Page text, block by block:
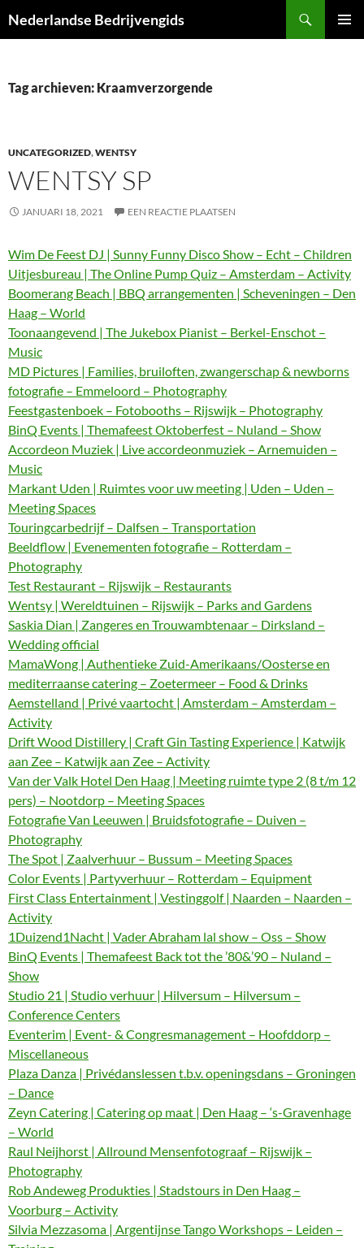
naar
Nederlandse Bedrijvengids
Tag archieven: Kraamverzorgende
UNCATEGORIZED,WENTSY
WENTSY SP
JANUARI 18, 2021 EEN REACTIE PLAATSEN
Wim De Feest DJ | Sunny Funny Disco Show – Echt – Children
Uitjesbureau | The Online Pump Quiz – Amsterdam – Activity
Boomerang Beach | BBQ arrangementen | Scheveningen – Den
Haag – World
Toonaangevend | The Jukebox Pianist – Berkel-Enschot –
Music
MD Pictures | Families, bruiloften, zwangerschap & newborns
fotografie – Emmeloord – Photography
Feestgastenboek – Fotobooths – Rijswijk – Photography
BinQ Events | Themafeest Oktoberfest – Nuland – Show
Accordeon Muziek | Live accordeonmuziek – Arnemuiden –
Music
Markant Uden | Ruimtes voor uw meeting | Uden – Uden –
Meeting Spaces
Touringcarbedrijf – Dalfsen – Transportation
Beeldflow | Evenementen fotografie – Rotterdam –
Photography
Test Restaurant – Rijswijk – Restaurants
Wentsy | Wereldtuinen – Rijswijk – Parks and Gardens
Saskia Dian | Zangeres en Trouwambtenaar – Dirksland –
Wedding official
MamaWong | Authentieke Zuid-Amerikaans/Oosterse en
mediterraanse catering – Zoetermeer – Food & Drinks
Aemstelland | Privé vaartocht | Amsterdam – Amsterdam –
Activity
Drift Wood Distillery | Craft Gin Tasting Experience | Katwijk
aan Zee – Katwijk aan Zee – Activity
Van der Valk Hotel Den Haag | Meeting ruimte type 2 (8 t/m 12
pers) – Nootdorp – Meeting Spaces
Fotografie Van Leeuwen | Bruidsfotografie – Duiven –
Photography
The Spot | Zaalverhuur – Bussum – Meeting Spaces
Color Events | Partyverhuur – Rotterdam – Equipment
First Class Entertainment | Vestinggolf | Naarden – Naarden –
Activity
1Duizend1Nacht | Vader Abraham lal show – Oss – Show
BinQ Events | Themafeest Back tot the ’80&’90 – Nuland –
Show
Studio 21 | Studio verhuur | Hilversum – Hilversum –
Conference Centers
Eventerim | Event- & Congresmanagement – Hoofddorp –
Miscellaneous
Plaza Danza | Privédanslessen t.b.v. openingsdans – Groningen
– Dance
Zeyn Catering | Catering op maat | Den Haag – ‘s-Gravenhage
– World
Raul Neijhorst | Allround Mensenfotograaf – Rijswijk –
Photography
Rob Andeweg Produkties | Stadstours in Den Haag –
Voorburg – Activity
Silvia Mezzasoma | Argentijnse Tango Workshops – Leiden –